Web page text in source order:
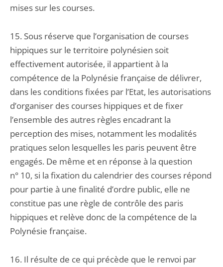
mises sur les courses.
15. Sous réserve que l’organisation de courses
hippiques sur le territoire polynésien soit
effectivement autorisée, il appartient à la
compétence de la Polynésie française de délivrer,
dans les conditions fixées par l’Etat, les autorisations
d’organiser des courses hippiques et de fixer
l’ensemble des autres règles encadrant la
perception des mises, notamment les modalités
pratiques selon lesquelles les paris peuvent être
engagés. De même et en réponse à la question
n° 10, si la fixation du calendrier des courses répond
pour partie à une finalité d’ordre public, elle ne
constitue pas une règle de contrôle des paris
hippiques et relève donc de la compétence de la
Polynésie française.
16. Il résulte de ce qui précède que le renvoi par